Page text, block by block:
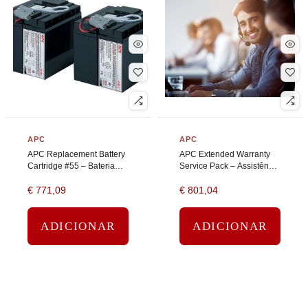
APC
APC Replacement Battery
Cartridge #55 – Bateria
2 células – preto
€ 771,09
ADICIONAR
APC
APC Extended Warranty
Service Pack – Assistência
telefónica (para
UPS) – 3…
€ 801,04
ADICIONAR